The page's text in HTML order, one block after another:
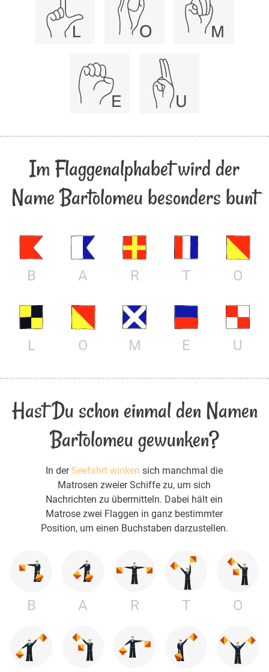
Im Flaggenalphabet wird der
Name Bartolomeu besonders bunt
B A R T O
L O M E U
Hast Du schon einmal den Namen
Bartolomeu gewunken?
In derSeefahrt winken sich manchmal die
Matrosen zweier Schiffe zu, um sich
Nachrichten zu übermitteln. Dabei hält ein
Matrose zwei Flaggen in ganz bestimmter
Position, um einen Buchstaben darzustellen.
B A R T O